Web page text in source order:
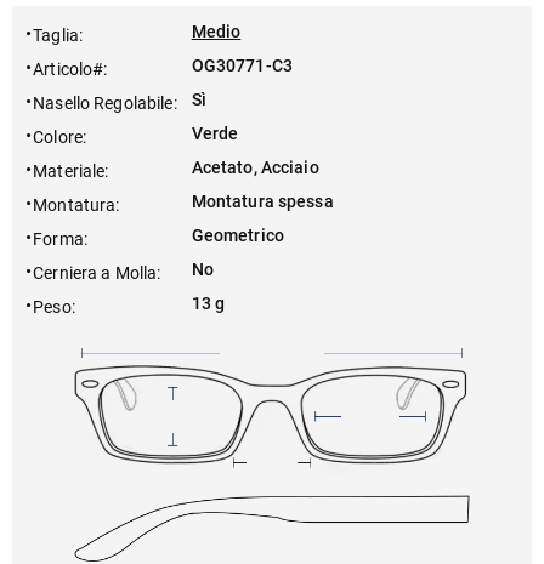
Taglia:
Medio
Articolo#:
OG30771-C3
Nasello Regolabile:
Sì
Colore:
Verde
Materiale:
Acetato, Acciaio
Montatura:
Montatura spessa
Forma:
Geometrico
Cerniera a Molla:
No
Peso: 13 g